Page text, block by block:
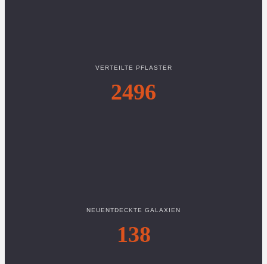
VERTEILTE PFLASTER
2496
NEUENTDECKTE GALAXIEN
138